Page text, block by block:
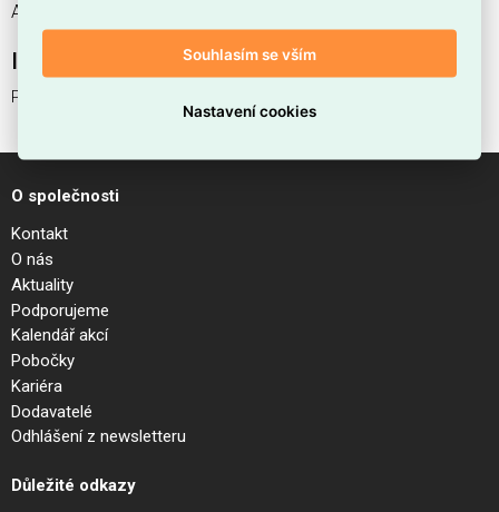
AMBRA je ELSVOS1786429.
Interní název produktu
PERLAGE SP11 AMBRA
O společnosti
Kontakt
O nás
Aktuality
Podporujeme
Kalendář akcí
Pobočky
Kariéra
Dodavatelé
Odhlášení z newsletteru
Důležité odkazy
Souhlasím se vším
Nastavení cookies